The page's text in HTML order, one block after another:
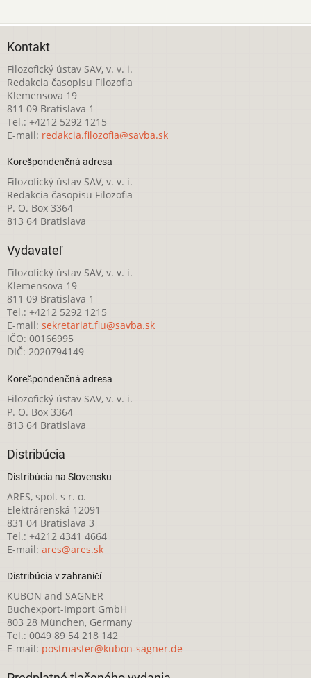
Kontakt
Filozofický ústav SAV, v. v. i.
Redakcia časopisu Filozofia
Klemensova 19
811 09 Bratislava 1
Tel.: +4212 5292 1215
E-mail: redakcia.filozofia@savba.sk
Korešpondenčná adresa
Filozofický ústav SAV, v. v. i.
Redakcia časopisu Filozofia
P. O. Box 3364
813 64 Bratislava
Vydavateľ
Filozofický ústav SAV, v. v. i.
Klemensova 19
811 09 Bratislava 1
Tel.: +4212 5292 1215
E-mail: sekretariat.fiu@savba.sk
IČO: 00166995
DIČ: 2020794149
Korešpondenčná adresa
Filozofický ústav SAV, v. v. i.
P. O. Box 3364
813 64 Bratislava
Distribúcia
Distribúcia na Slovensku
ARES, spol. s r. o.
Elektrárenská 12091
831 04 Bratislava 3
Tel.: +4212 4341 4664
E-mail: ares@ares.sk
Distribúcia v zahraničí
KUBON and SAGNER
Buchexport-Import GmbH
803 28 München, Germany
Tel.: 0049 89 54 218 142
E-mail: postmaster@kubon-sagner.de